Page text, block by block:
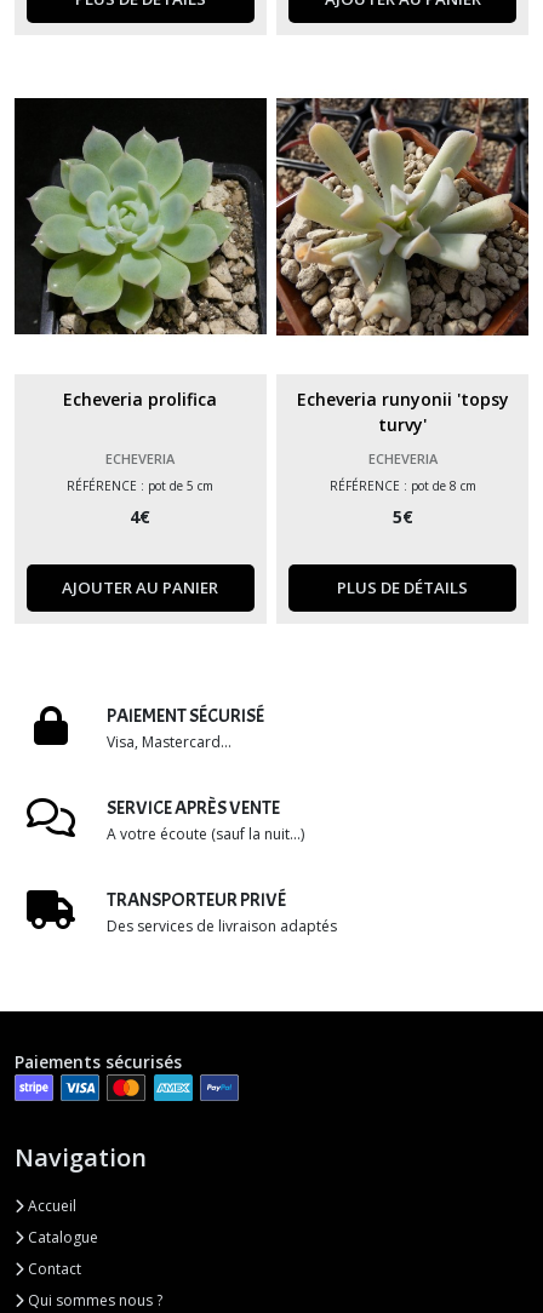
Echeveria prolifica
ECHEVERIA
RÉFÉRENCE : pot de 5 cm
4€
AJOUTER AU PANIER
Echeveria runyonii 'topsy
turvy'
ECHEVERIA
RÉFÉRENCE : pot de 8 cm
5€
PLUS DE DÉTAILS
PAIEMENT SÉCURISÉ
Visa, Mastercard...
SERVICE APRÈS VENTE
A votre écoute (sauf la nuit...)
TRANSPORTEUR PRIVÉ
Des services de livraison adaptés
Paiements sécurisés
Navigation
Accueil
Catalogue
Contact
Qui sommes nous ?